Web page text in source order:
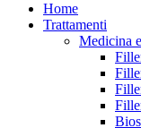
Home
Trattamenti
Medicina